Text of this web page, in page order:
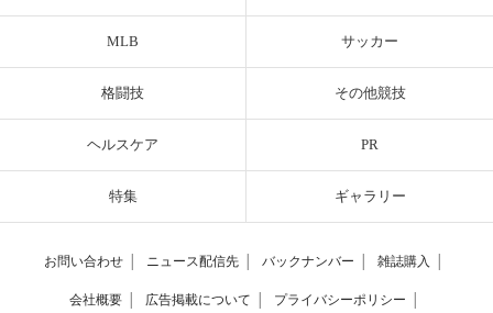
MLB サッカー
格闘技 その他競技
ヘルスケア PR
特集 ギャラリー
お問い合わせ ニュース配信先 バックナンバー 雑誌購入
会社概要 広告掲載について プライバシーポリシー